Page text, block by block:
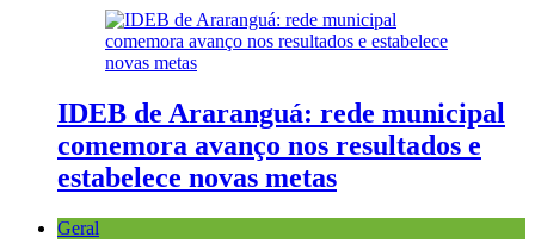
IDEB de Araranguá: rede municipal
comemora avanço nos resultados e
estabelece novas metas
Geral